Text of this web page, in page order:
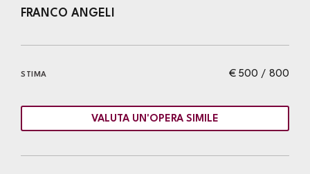
FRANCO ANGELI
€ 500 / 800
STIMA
VALUTA UN'OPERA SIMILE